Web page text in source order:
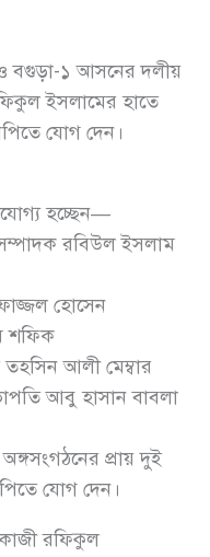
ও বগুড়া-১ আসনের দলীয়
ইসলামের হাতে
যোগ দেন।
হচ্ছেন—
রবিউল ইসলাম
হোসেন
শফিক
আলী মেম্বার
আবু হাসান বাবলা
প্রায় দুই
যোগ দেন।
রফিকুল